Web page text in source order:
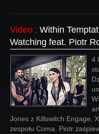
Video : Within
Watching feat. Piotr
4
Jones z Killswitch Engage,
zespołu Coma. Piotr